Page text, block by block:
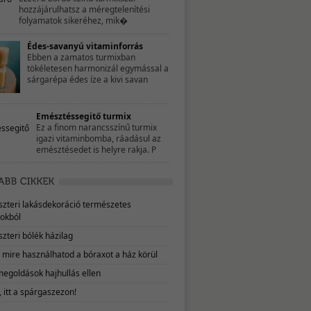
hozzájárulhatsz a méregtelenítési
folyamatok sikeréhez, mik�
Édes-savanyú vitaminforrás
Ebben a zamatos turmixban
tökéletesen harmonizál egymással a
sárgarépa édes íze a kivi savan
Emésztéssegitő turmix
Ez a finom narancsszínű turmix
igazi vitaminbomba, ráadásul az
emésztésedet is helyre rakja. P
lakásdekoráció természetes
bólék házilag
mire használhatod a bóraxot a ház körül
hajhullás ellen
itt a spárgaszezon!